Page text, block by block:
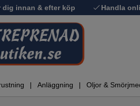
dig innan & efter köp Handla
Anläggning Oljor &